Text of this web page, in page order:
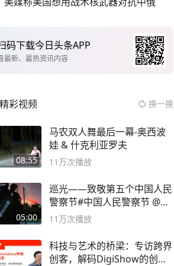
码下载今日头条APP
最新、最热资讯内容
精彩视频 换一换
08:55
马农双人舞最后一幕-奥西波
娃 & 什克利亚罗夫
11万次播放
05:00
巡光——致敬第五个中国人民
警察节#中国人民警察节 @抖
音小助手
11万次播放
科技与艺术的桥梁：专访跨界
创客，解码DigiShow的创新